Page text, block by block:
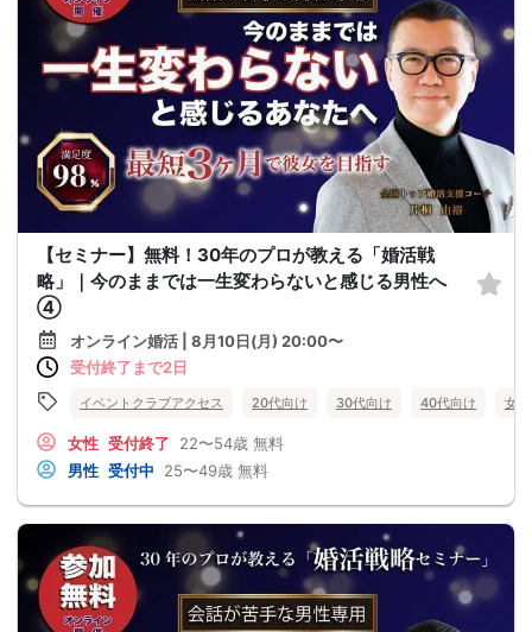
【セミナー】無料！30年のプロが教える「婚活戦
略」｜今のままでは一生変わらないと感じる男性へ
④
オンライン婚活 | 8月10日(月) 20:00〜
受付終了まで2日
イベントクラブアクセス 20代向け 30代向け 40代向け 女
女性 受付終了 22〜54歳 無料
男性 受付中 25〜49歳 無料